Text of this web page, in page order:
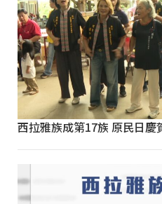
西拉雅族成第17族 原民日慶